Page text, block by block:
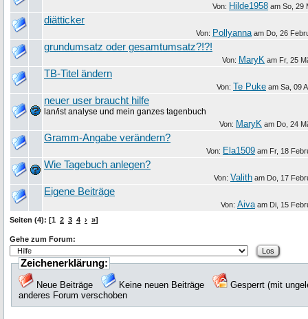
Von: Hilde1958 am So, 29
diätticker
Von: Pollyanna am Do, 26
grundumsatz oder gesamtumsatz?!?!
Von: MaryK am Fr, 25
TB-Titel ändern
Von: Te Puke am Sa, 09
neuer user braucht hilfe
lan/ist analyse und mein ganzes tagenbuch
Von: MaryK am Do, 24
Gramm-Angabe verändern?
Von: Ela1509 am Fr, 18
Wie Tagebuch anlegen?
Von: Valith am Do, 17
Eigene Beiträge
Von: Aiva am Di, 15
Seiten (4): [1 2 3 4 › »]
Gehe zum Forum:
Zeichenerklärung:
Neue Beiträge Keine neuen Beiträge
Gesperrt (mit
anderes Forum verschoben